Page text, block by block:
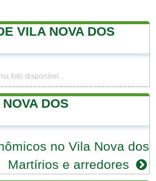
VILA NOVA DOS
foto disponível...
DOS
no Vila Nova dos
Martírios e arredores